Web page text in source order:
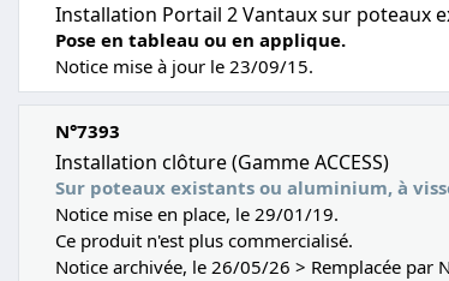
Installation Portail 2 Vantaux sur poteaux
Pose en tableau ou en applique.
Notice mise à jour le 23/09/15.
N°7393
Installation clôture (Gamme ACCESS)
Sur poteaux existants ou aluminium, à
Notice mise en place, le 29/01/19.
Ce produit n'est plus commercialisé.
Notice archivée, le 26/05/26 > Remplacée par